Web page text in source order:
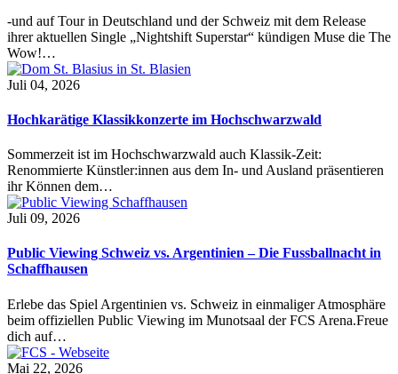
-und auf Tour in Deutschland und der Schweiz mit dem Release
ihrer aktuellen Single „Nightshift Superstar“ kündigen Muse die The
Wow!…
Juli 04, 2026
Hochkarätige Klassikkonzerte im Hochschwarzwald
Sommerzeit ist im Hochschwarzwald auch Klassik-Zeit:
Renommierte Künstler:innen aus dem In- und Ausland präsentieren
ihr Können dem…
Juli 09, 2026
Public Viewing Schweiz vs. Argentinien – Die Fussballnacht in
Schaffhausen
Erlebe das Spiel Argentinien vs. Schweiz in einmaliger Atmosphäre
beim offiziellen Public Viewing im Munotsaal der FCS Arena.Freue
dich auf…
Mai 22, 2026